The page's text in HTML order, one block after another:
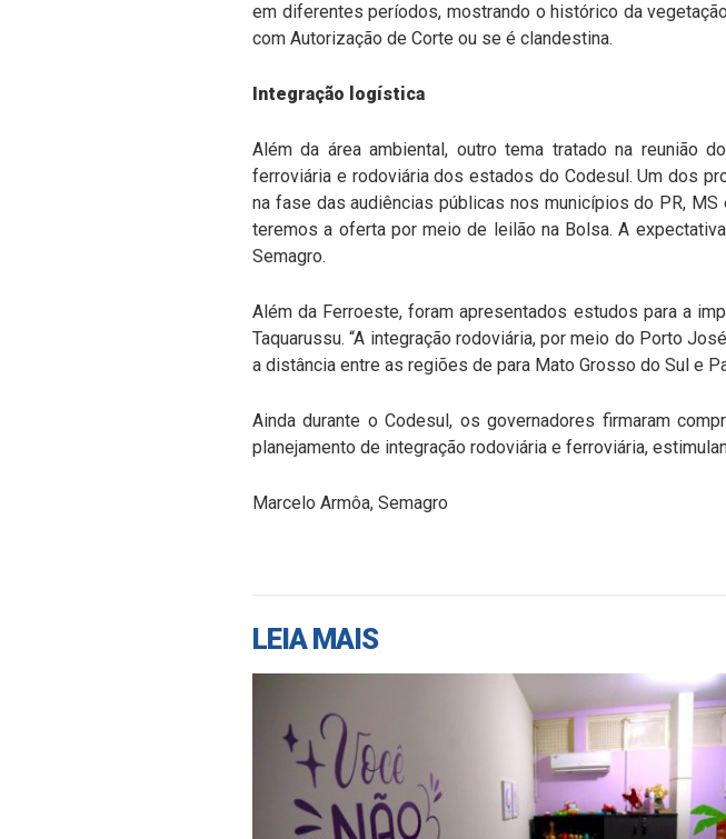
em diferentes períodos, mostrando o histórico da
com Autorização de Corte ou se é clandestina.
Integração logística
Além da área ambiental, outro tema tratado na reunião
ferroviária e rodoviária dos estados do Codesul. Um dos
na fase das audiências públicas nos municípios do PR,
teremos a oferta por meio de leilão na Bolsa. A
Semagro.
Além da Ferroeste, foram apresentados estudos para a
Taquarussu. “A integração rodoviária, por meio do Porto
a distância entre as regiões de para Mato Grosso do Sul e
Ainda durante o Codesul, os governadores firmaram
planejamento de integração rodoviária e ferroviária,
Marcelo Armôa, Semagro
LEIA MAIS